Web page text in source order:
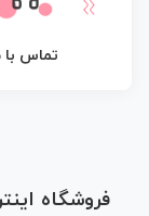
تماس با
فروشگاه